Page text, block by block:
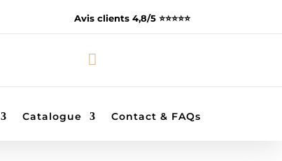
Avis clients 4,8/5 ⭐️⭐️⭐️⭐️⭐️

Catalogue Contact & FAQs